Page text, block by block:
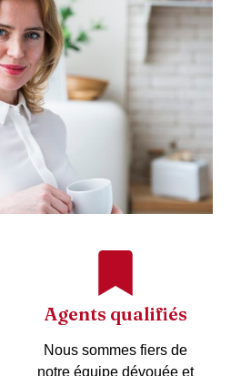
Agents qualifiés
Nous sommes fiers de
notre équipe dévouée et